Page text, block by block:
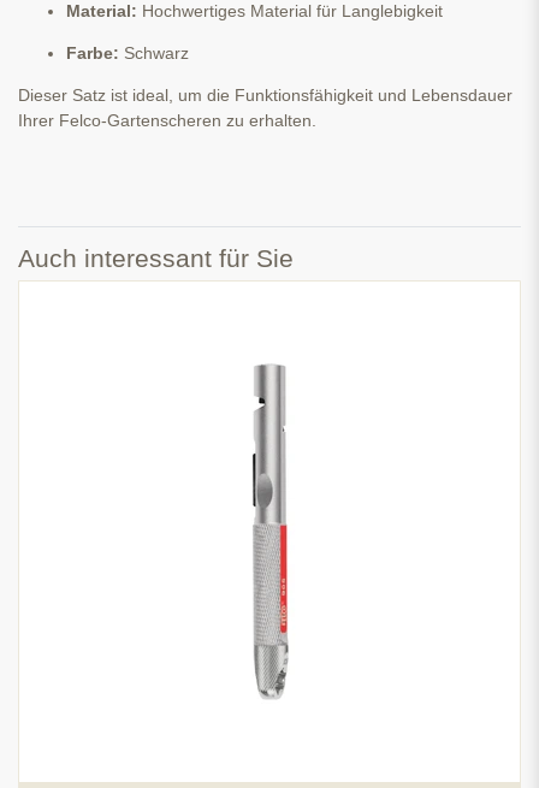
Material: Hochwertiges Material für Langlebigkeit
Farbe: Schwarz
Dieser Satz ist ideal, um die Funktionsfähigkeit und Lebensdauer
Ihrer Felco-Gartenscheren zu erhalten.
Auch interessant für Sie